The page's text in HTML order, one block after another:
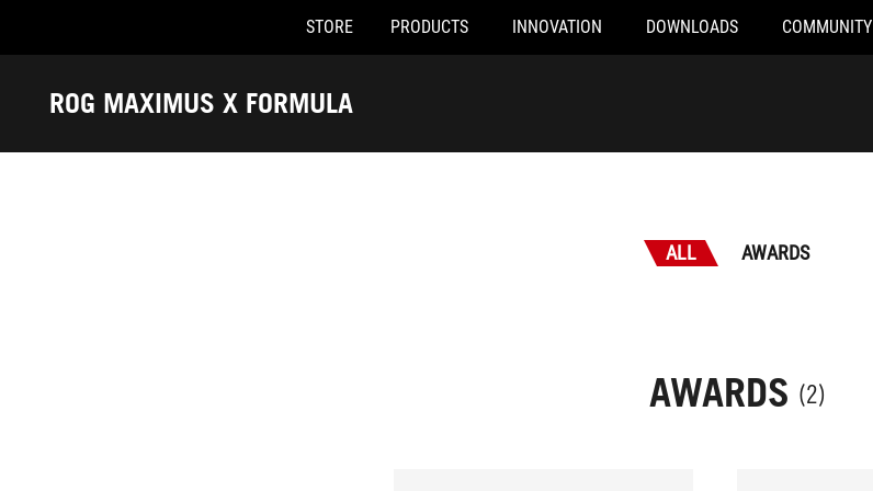
Accessibility links
STORE PRODUCTS INNOVATION DOWNLOADS COMMUNITY
ROG MAXIMUS X FORMULA
Awards
ALL AWARDS
AWARDS (2)